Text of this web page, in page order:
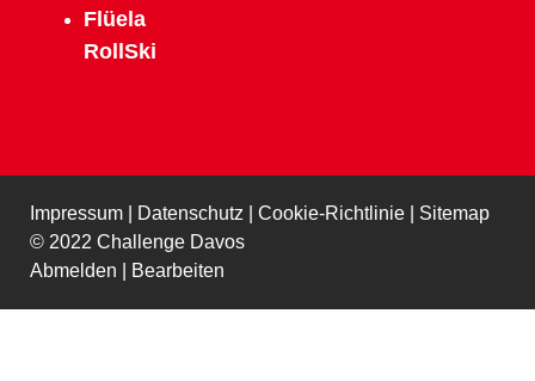
Flüela
RollSki
Impressum Datenschutz Cookie-Richtlinie
Sitemap
© 2022 Challenge Davos
Abmelden
Bearbeiten